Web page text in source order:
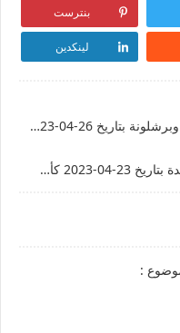
بنترست
لينكدين
بث مباشرمشاهدة مباراة رايو فاليكانو وبرشلونة بتاريخ 26-04-2023 الدوري الاسباني
بث مباشر مشاهدة مباراة النصر والوحدة بتاريخ 23-04-2023 كأس خادم الحرمين الشريفين
: